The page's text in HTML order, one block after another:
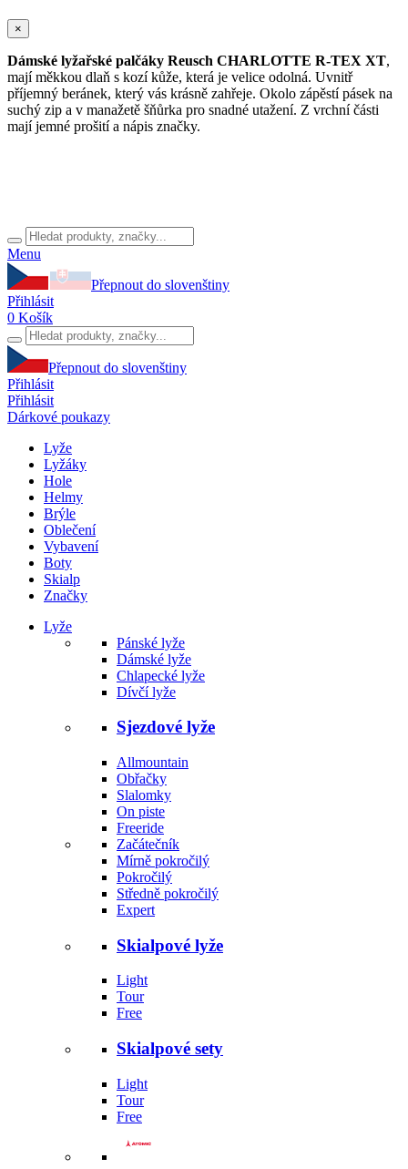
×
Dámské lyžařské palčáky Reusch CHARLOTTE R-TEX XT,
mají měkkou dlaň s kozí kůže, která je velice odolná. Uvnitř
příjemný beránek, který vás krásně zahřeje. Okolo zápěstí pásek na
suchý zip a v manažetě šňůrka pro snadné utažení. Z vrchní části
mají jemné prošití a nápis značky.
Menu
Přepnout do slovenštiny
Přihlásit
0 Košík
Přepnout do slovenštiny
Přihlásit
Přihlásit
Dárkové poukazy
Lyže
Lyžáky
Hole
Helmy
Brýle
Oblečení
Vybavení
Boty
Skialp
Značky
Lyže
Pánské lyže
Dámské lyže
Chlapecké lyže
Dívčí lyže
Sjezdové lyže
Allmountain
Obřačky
Slalomky
On piste
Freeride
Začátečník
Mírně pokročilý
Pokročilý
Středně pokročilý
Expert
Skialpové lyže
Light
Tour
Free
Skialpové sety
Light
Tour
Free